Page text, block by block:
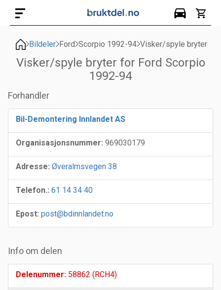
Bildeler Ford Scorpio 1992-94 Visker/spyle bryter
Visker/spyle bryter for Ford Scorpio
1992-94
Forhandler
Bil-Demontering Innlandet AS
Organisasjonsnummer: 969030179
Adresse: Øveralmsvegen 38
Telefon.: 61 14 34 40
Epost: post@bdinnlandet.no
Info om delen
Delenummer: 58862 (RCH4)